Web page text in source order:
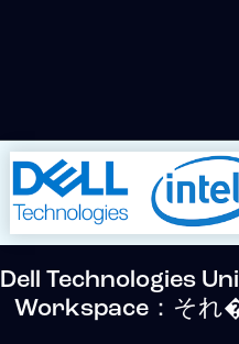
Dell Technologies
Workspace：それ